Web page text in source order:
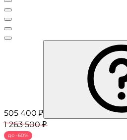
505 400 ₽
1 263 500 ₽
до -60%